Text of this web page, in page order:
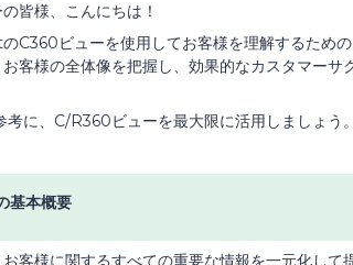
皆様、こんにちは！
C360ビューを使用してお客様を理解するための
客様の全体像を把握し、効果的なカスタマーサ
考に、C/R360ビューを最大限に活用しましょう。
基本概要
客様に関するすべての重要な情報を一元化して